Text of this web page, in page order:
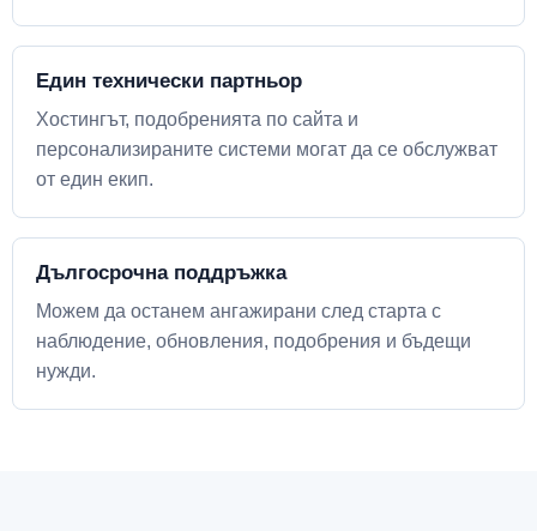
Един технически партньор
Хостингът, подобренията по сайта и
персонализираните системи могат да се обслужват
от един екип.
Дългосрочна поддръжка
Можем да останем ангажирани след старта с
наблюдение, обновления, подобрения и бъдещи
нужди.